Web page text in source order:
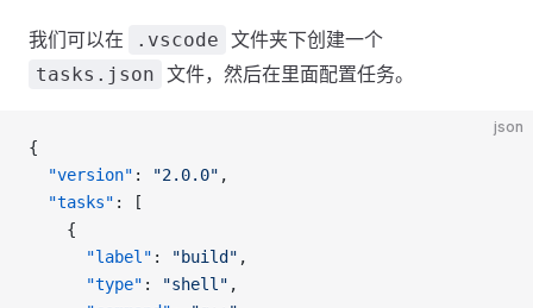
我们可以在 .vscode 文件夹下创建一个
tasks.json 文件，然后在里面配置任务。
json
{
  "version"
: "2.0.0" ,
  "tasks"
: [
    {
      "label"
: "build" ,
      "type"
: "shell" ,